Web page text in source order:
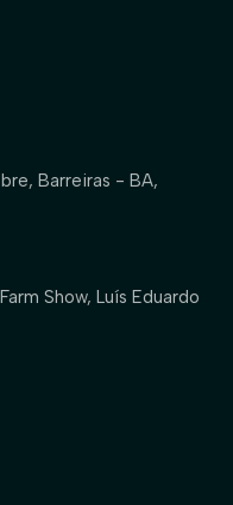
Barreiras - BA,
Show, Luís Eduardo